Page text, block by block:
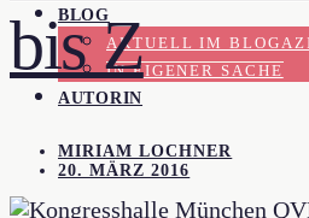
BLOG
AKTUELL IM
IN EIGENER SACHE
AUTORIN
bis Z
MIRIAM LOCHNER
20. MÄRZ 2016